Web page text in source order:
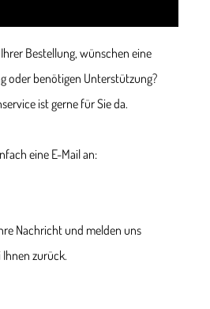
Bestellung, wünschen eine
oder benötigen Unterstützung?
ist gerne für Sie da.
eine E-Mail an:
Nachricht und melden uns
zurück.